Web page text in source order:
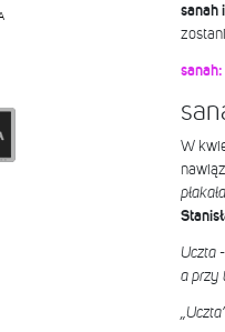
sanah
W
płakała
Uczta
a przy